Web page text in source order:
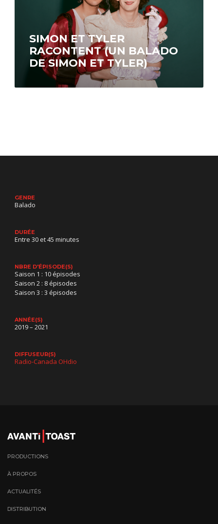
SIMON ET TYLER
RACONTENT (UN BALADO
DE SIMON ET TYLER)
Disponible sur Radio-Canada OHdio.
GENRE
Balado
DURÉE
Entre 30 et 45 minutes
NBRE D'ÉPISODE(S)
Saison 1 : 10 épisodes
Saison 2 : 8 épisodes
Saison 3 : 3 épisodes
ANNÉE(S)
2019 – 2021
DIFFUSEUR(S)
Radio-Canada OHdio
PRODUCTIONS
À PROPOS
ACTUALITÉS
DISTRIBUTION